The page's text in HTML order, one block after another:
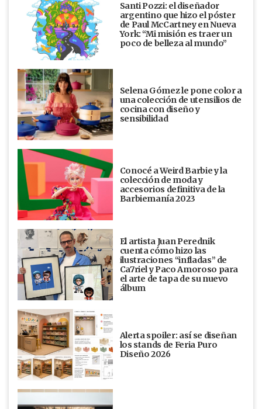
Santi Pozzi: el diseñador
argentino que hizo el póster
de Paul McCartney en Nueva
York: “Mi misión es traer un
poco de belleza al mundo”
Selena Gómez le pone color a
una colección de utensilios de
cocina con diseño y
sensibilidad
Conocé a Weird Barbie y la
colección de moda y
accesorios definitiva de la
Barbiemanía 2023
El artista Juan Perednik
cuenta cómo hizo las
ilustraciones “infladas” de
Ca7riel y Paco Amoroso para
el arte de tapa de su nuevo
álbum
Alerta spoiler: así se diseñan
los stands de Feria Puro
Diseño 2026